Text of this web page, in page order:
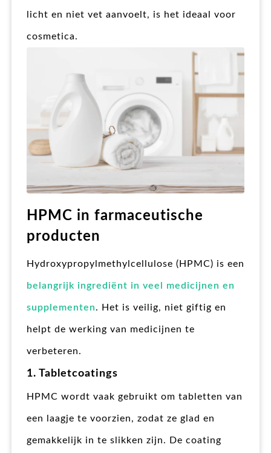
licht en niet vet aanvoelt, is het ideaal voor
cosmetica.
HPMC in farmaceutische
producten
Hydroxypropylmethylcellulose (HPMC) is een
belangrijk ingrediënt in veel medicijnen en
supplementen. Het is veilig, niet giftig en
helpt de werking van medicijnen te
verbeteren.
1. Tabletcoatings
HPMC wordt vaak gebruikt om tabletten van
een laagje te voorzien, zodat ze glad en
gemakkelijk in te slikken zijn. De coating